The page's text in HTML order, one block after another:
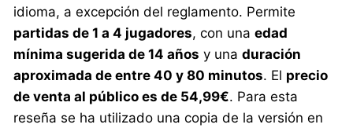
idioma, a excepción del reglamento. Permite
partidas de 1 a 4 jugadores, con unaedad
mínima sugerida de 14 años y unaduración
aproximada de entre 40 y 80 minutos. El precio
de venta al público es de 54,99€. Para esta
reseña se ha utilizado una copia de la versión en